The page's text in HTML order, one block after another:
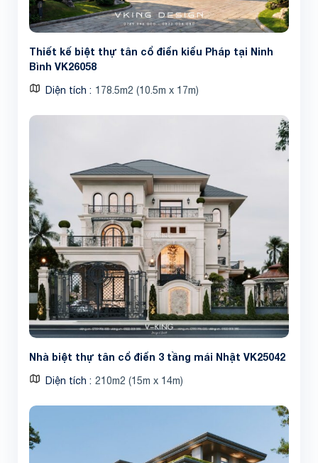
Thiết kế biệt thự tân cổ điển kiểu Pháp tại Ninh
Bình VK26058
Diện tích 178.5m2 (10.5m x 17m)
Nhà biệt thự tân cổ điển 3 tầng mái Nhật VK25042
Diện tích 210m2 (15m x 14m)